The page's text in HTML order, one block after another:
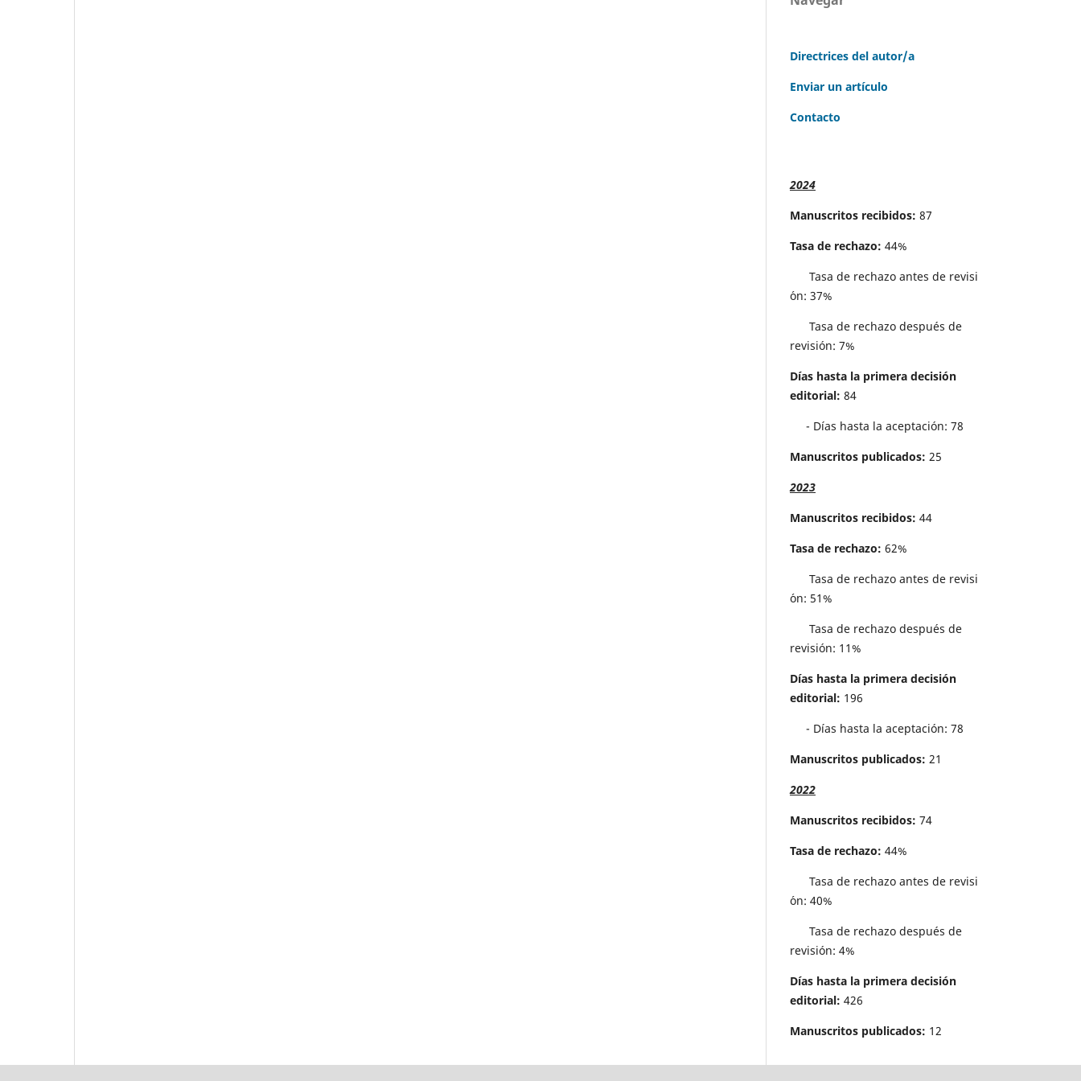
Directrices del autor/a
Enviar un artículo
Contacto
2024
Manuscritos recibidos: 87
Tasa de rechazo: 44%
Tasa de rechazo antes de revisi
´on: 37%
Tasa de rechazo después de
revisión: 7%
Días hasta la primera decisión
editorial: 84
- Días hasta la aceptación: 78
Manuscritos publicados: 25
2023
Manuscritos recibidos: 44
Tasa de rechazo: 62%
Tasa de rechazo antes de revisi
´on: 51%
Tasa de rechazo después de
revisión: 11%
Días hasta la primera decisión
editorial: 196
- Días hasta la aceptación: 78
Manuscritos publicados: 21
2022
Manuscritos recibidos: 74
Tasa de rechazo: 44%
Tasa de rechazo antes de revisi
´on: 40%
Tasa de rechazo después de
revisión: 4%
Días hasta la primera decisión
editorial: 426
Manuscritos publicados: 12